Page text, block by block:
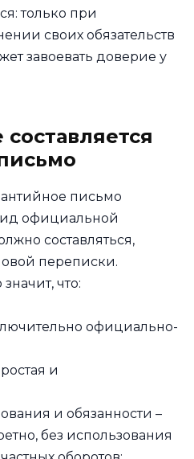
только при
своих обязательств
завоевать доверие у
письмо
официальной
составляться,
переписки.
что:
официально-
и
и обязанности –
без использования